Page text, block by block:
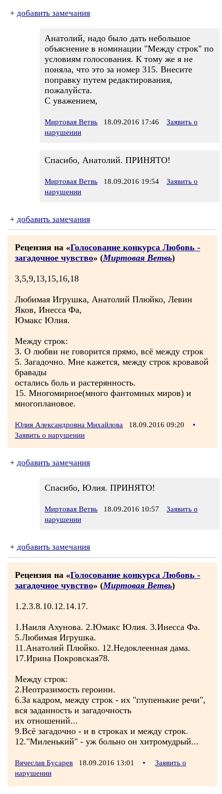
+ добавить замечания
Анатолий, надо было дать небольшое
объяснение в номинации "Между строк" по
условиям голосования. К тому же я не
поняла, что это за номер 315. Внесите
поправку путем редактирования,
пожалуйста.
С уважением,
Миртовая Ветвь 18.09.2016 17:46
Заявить о
нарушении
Спасибо, Анатолий. ПРИНЯТО!
Миртовая Ветвь 18.09.2016 19:54
Заявить о
нарушении
+ добавить замечания
Рецензия на «Голосование конкурса Любовь -
загадочное чувство» (Миртовая Ветвь)
3,5,9,13,15,16,18
Любимая Игрушка, Анатолий Плюйко, Левин
Яков, Инесса Фа,
Юмакс Юлия.
Между строк:
3. О любви не говорится прямо, всё между строк
5. Загадочно. Мне кажется, между строк кровавой
бравады
остались боль и растерянность.
15. Многомирное(много фантомных миров) и
многоплановое.
Юлия Александровна Михайлова 18.09.2016 09:20
•
Заявить о нарушении
+ добавить замечания
Спасибо, Юлия. ПРИНЯТО!
Миртовая Ветвь 18.09.2016 10:57
Заявить о
нарушении
+ добавить замечания
Рецензия на «Голосование конкурса Любовь -
загадочное чувство» (Миртовая Ветвь)
1.2.3.8.10.12.14.17.
1.Наиля Ахунова. 2.Юмакс Юлия. 3.Инесса Фа.
5.Любимая Игрушка.
11.Анатолий Плюйко. 12.Недоклеенная дама.
17.Ирина Покровская78.
Между строк:
2.Неотразимость героини.
6.За кадром, между строк - их "глупенькие речи",
вся заданность и загадочность
их отношений...
9.Всё загадочно - и в строках и между строк.
12."Миленький" - уж больно он хитромудрый...
Вячеслав Бусарев 18.09.2016 13:01 •
Заявить о
нарушении